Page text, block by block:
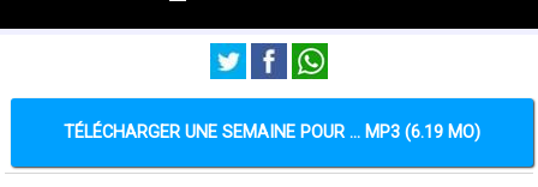
TÉLÉCHARGER UNE SEMAINE POUR ... MP3 (6.19 MO)